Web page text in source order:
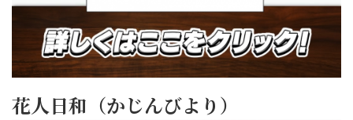
花人日和（かじんびより）